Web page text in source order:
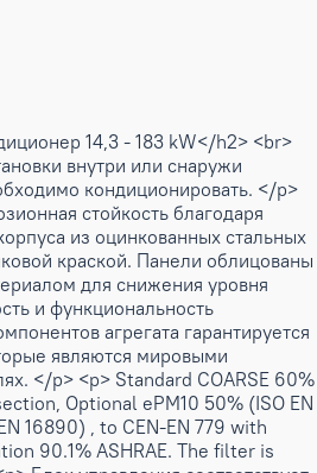
14,3 - 183 kW</h2> <br>
внутри или снаружи
кондиционировать. </p>
стойкость благодаря
из оцинкованных стальных
краской. Панели облицованы
для снижения уровня
и функциональность
агрегата гарантируется
являются мировыми
</p> <p> Standard COARSE 60%
Optional ePM10 50% (ISO EN
16890) , to CEN-EN 779 with
90.1% ASHRAE. The filter is